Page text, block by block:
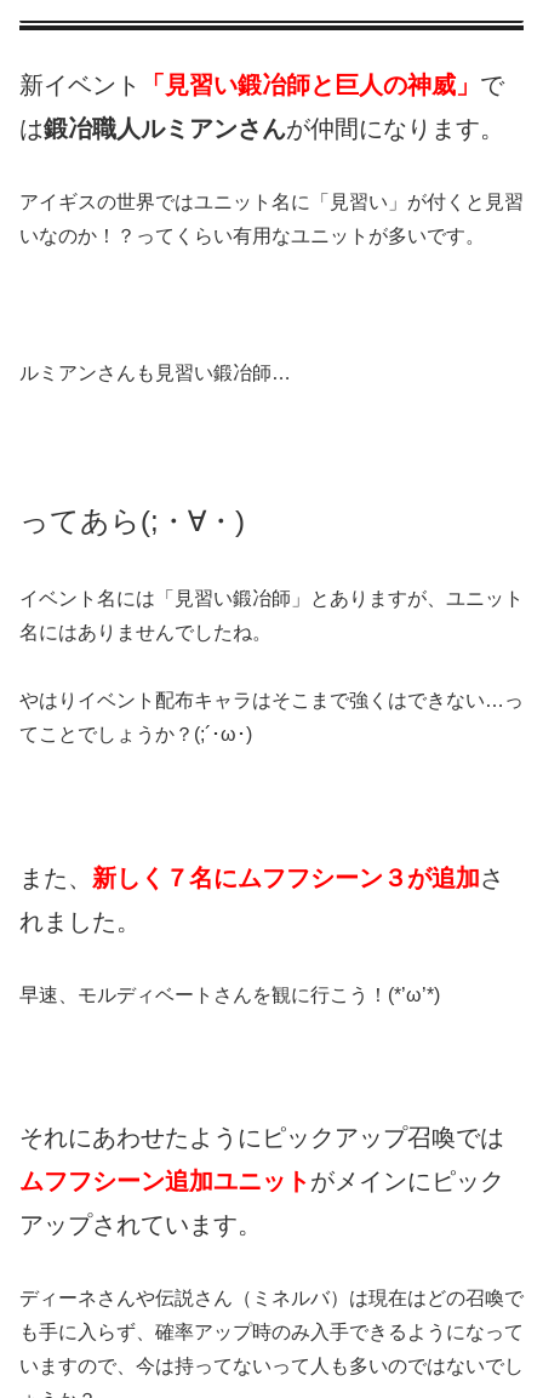
新イベント 「見習い鍛冶師と巨人の神威」 で
は鍛冶職人ルミアンさんが仲間になります。
アイギスの世界ではユニット名に「見習い」が付くと見習
いなのか！？ってくらい有用なユニットが多いです。
ルミアンさんも見習い鍛冶師…
ってあら(;・∀・)
イベント名には「見習い鍛冶師」とありますが、ユニット
名にはありませんでしたね。
やはりイベント配布キャラはそこまで強くはできない…っ
てことでしょうか？(;´･ω･)
また、 新しく７名にムフフシーン３が追加さ
れました。
早速、モルディベートさんを観に行こう！(*’ω’*)
それにあわせたようにピックアップ召喚では
ムフフシーン追加ユニットがメインにピック
アップされています。
ディーネさんや伝説さん（ミネルバ）は現在はどの召喚で
も手に入らず、確率アップ時のみ入手できるようになって
いますので、今は持ってないって人も多いのではないでし